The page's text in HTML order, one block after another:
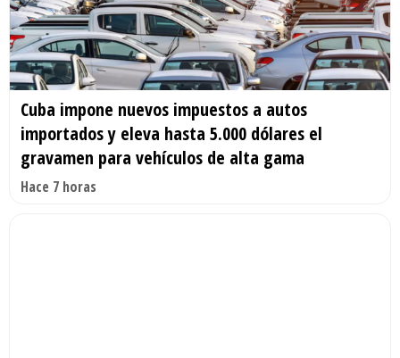
Cuba impone nuevos impuestos a autos
importados y eleva hasta 5.000 dólares el
gravamen para vehículos de alta gama
Hace 7 horas